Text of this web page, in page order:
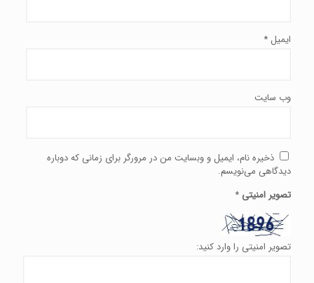
ایمیل *
وب‌ سایت
ذخیره نام، ایمیل و وبسایت من در مرورگر برای زمانی که دوباره
دیدگاهی می‌نویسم.
تصویر امنیتی *
تصویر امنیتی را وارد کنید: